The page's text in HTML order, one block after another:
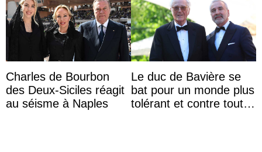
Charles de Bourbon
des Deux-Siciles réagit
au séisme à Naples
Le duc de Bavière se
bat pour un monde plus
tolérant et contre toute